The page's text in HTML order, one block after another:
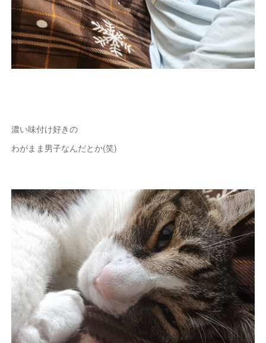
濃い味付け好きの
わがまま男子なんだとか(笑)